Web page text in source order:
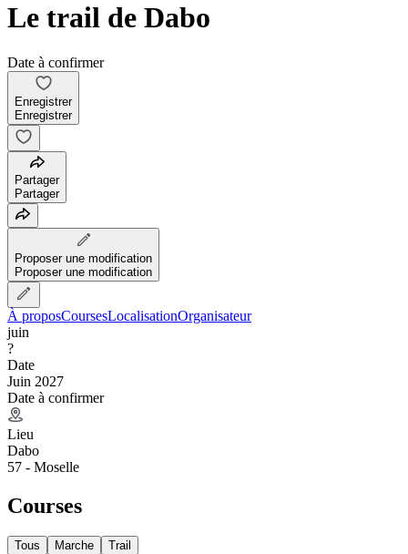
Le trail de Dabo
Date à confirmer
Enregistrer
Enregistrer
Partager
Partager
Proposer une modification
Proposer une modification
À proposCoursesLocalisationOrganisateur
juin
?
Date
Juin 2027
Date à confirmer
Lieu
Dabo
57 - Moselle
Courses
Tous Marche Trail